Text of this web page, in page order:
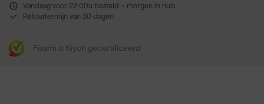
Vandaag voor 22:00u besteld = morgen in huis
Retourtermijn van 30 dagen
Fixami is Kiyoh gecertificeerd